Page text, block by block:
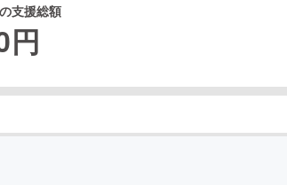
支援総額
円